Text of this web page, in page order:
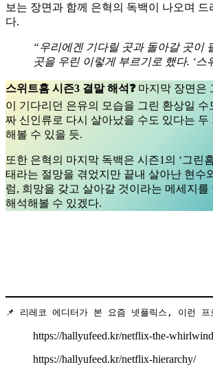
보는 장면과 함께 은혁의 독백이 나오며 드
다.
“우리에겐 기다릴 곳과 돌아갈 곳이
곳을 우린 이렇게 부르기로 했다. ‘스
스위트홈 시즌3 결말 해석❓마지막 장면은
이 기다리던 은유의 모습을 그린 환상일 수
짜 신인류로 다시 살아났을 수도 있다는 두
해볼 수 있을 듯.
또한 은혁의 마지막 독백은 시즌1의 ‘그린
태라는 절망을 겪었지만 끝내 살아난 현수
럼, 희망을 갖고 살아갈 것이라는 메세지를
해석해볼 수 있겠다.
📌 리레코 에디터가 본 요즘 넷플릭스, 이런 프
https://hallyufeed.kr/netflix-the-
https://hallyufeed.kr/netflix-hierarchy/